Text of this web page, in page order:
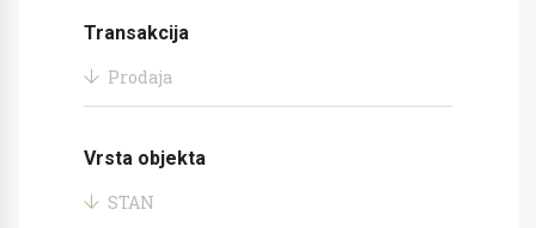
Transakcija
Prodaja
Vrsta objekta
STAN